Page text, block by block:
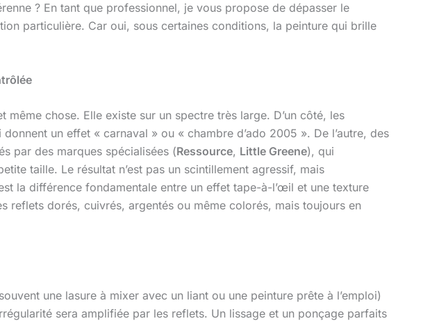
? En tant que professionnel, je vous propose de dépasser le
particulière. Car oui, sous certaines conditions, la peinture qui brille
même chose. Elle existe sur un spectre très large. D’un côté, les
un effet « carnaval » ou « chambre d’ado 2005 ». De l’autre, des
par des marques spécialisées (Ressource, Little Greene), qui
taille. Le résultat n’est pas un scintillement agressif, mais
la différence fondamentale entre un effet tape-à-l’œil et une texture
reflets dorés, cuivrés, argentés ou même colorés, mais toujours en
une lasure à mixer avec un liant ou une peinture prête à l’emploi)
sera amplifiée par les reflets. Un lissage et un ponçage parfaits